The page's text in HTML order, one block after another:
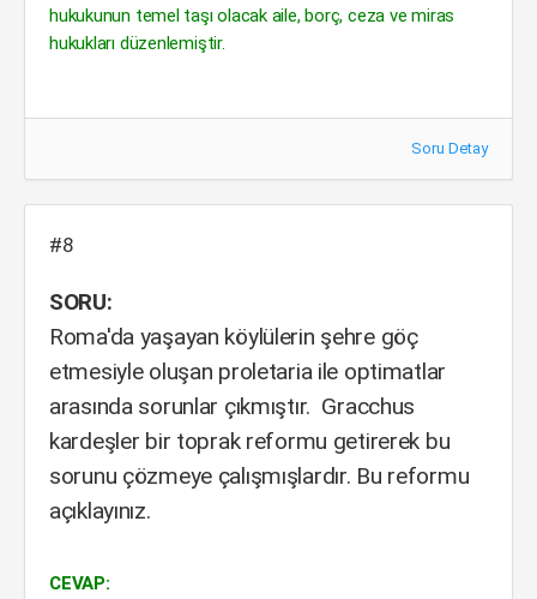
hukukunun temel taşı olacak aile, borç, ceza ve miras
hukukları düzenlemiştir.
Soru Detay
#8
SORU:
Roma'da yaşayan köylülerin şehre göç
etmesiyle oluşan proletaria ile optimatlar
arasında sorunlar çıkmıştır. Gracchus
kardeşler bir toprak reformu getirerek bu
sorunu çözmeye çalışmışlardır. Bu reformu
açıklayınız.
CEVAP: